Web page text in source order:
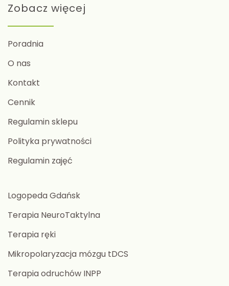
Zobacz więcej
Poradnia
O nas
Kontakt
Cennik
Regulamin sklepu
Polityka prywatności
Regulamin zajęć
Logopeda Gdańsk
Terapia NeuroTaktylna
Terapia ręki
Mikropolaryzacja mózgu tDCS
Terapia odruchów INPP